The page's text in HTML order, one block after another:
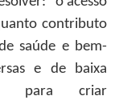
contributo
saúde e bem-
e de baixa
para criar